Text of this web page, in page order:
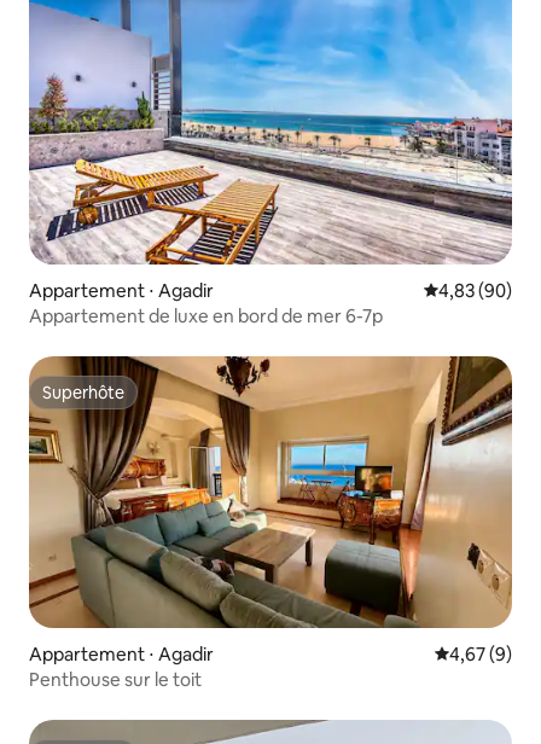
Appartement ⋅ Agadir Évaluation
4,83 (90)
Appartement de luxe en bord de mer 6-7p
Superhôte
Superhôte
Appartement ⋅ Agadir Évaluation
4,67 (9)
Penthouse sur le toit